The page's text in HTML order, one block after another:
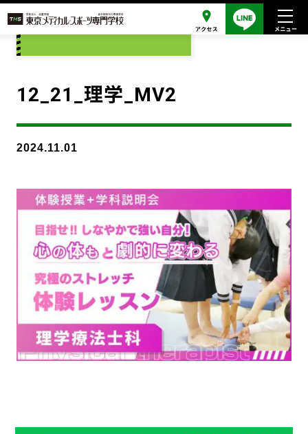
添付ファイル
12_21_理学_MV2
2024.11.01